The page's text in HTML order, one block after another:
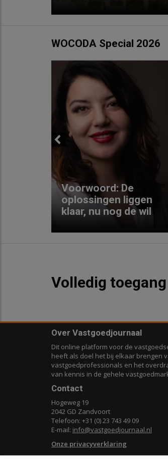
WOCODA Special 2026
Previous
Voorwoord: De
oplossingen liggen
klaar, nu nog de wil
Volledig
Over Vastgoedjournaal
Dit online platform voor de
heeft als doel het bij elkaar brengen
vastgoedprofessionals en het
van kennis in de gehele
Contact
Hogeweg 19
2042 GD Zandvoort
Telefoon: +31 (0) 23 743 49 09
E-mail: info@vastgoedjournaal.nl
Onze privacyverklaring